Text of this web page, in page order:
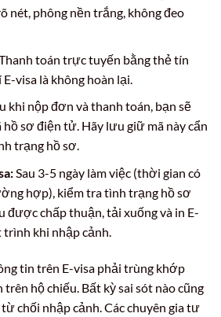
nét, phông nền trắng, không đeo
toán trực tuyến bằng thẻ tín
visa là không hoàn lại.
khi nộp đơn và thanh toán, bạn sẽ
sơ điện tử. Hãy lưu giữ mã này cẩn
trạng hồ sơ.
Sau 3-5 ngày làm việc (thời gian có
hợp), kiểm tra tình trạng hồ sơ
được chấp thuận, tải xuống và in E-
trình khi nhập cảnh.
tin trên E-visa phải trùng khớp
hộ chiếu. Bất kỳ sai sót nào cũng
chối nhập cảnh. Các chuyên gia tư